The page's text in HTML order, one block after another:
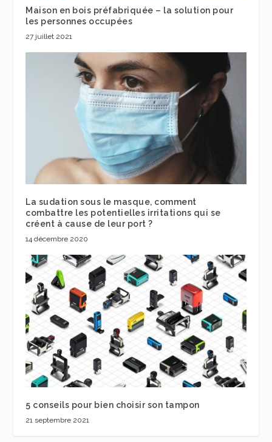
Maison en bois préfabriquée – la solution pour
les personnes occupées
27 juillet 2021
La sudation sous le masque, comment
combattre les potentielles irritations qui se
créent à cause de leur port ?
14 décembre 2020
5 conseils pour bien choisir son tampon
21 septembre 2021